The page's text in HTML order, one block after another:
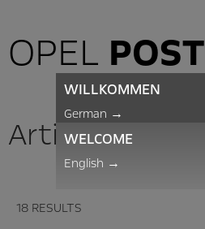
OPEL POST
Articles
18 RESULTS
WILLKOMMEN
German →
WELCOME
English →